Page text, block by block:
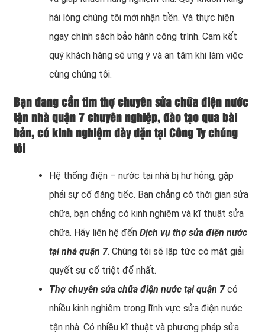
hài lòng chúng tôi mới nhận tiền. Và thực hiện
ngay chính sách bảo hành công trình. Cam kết
quý khách hàng sẽ ưng ý và an tâm khi làm việc
cùng chúng tôi.
Bạn đang cần tìm thợ chuyên sửa chữa điện nước
tận nhà quận 7 chuyên nghiệp, đào tạo qua bài
bản, có kinh nghiệm dày dặn tại Công Ty chúng
tôi
Hệ thống điện – nước tại nhà bị hư hỏng, gặp
phải sự cố đáng tiếc. Bạn chẳng có thời gian sửa
chữa, bạn chẳng có kinh nghiêm và kĩ thuật sửa
chữa. Hãy liên hệ đến Dịch vụ thợ sửa điện nước
tại nhà quận 7. Chúng tôi sẽ lập tức có mặt giải
quyết sự cố triệt để nhất.
Thợ chuyên sửa chữa điện nước tại quận 7có
nhiều kinh nghiêm trong lĩnh vực sửa điện nước
tận nhà. Có nhiều kĩ thuật và phương pháp sửa